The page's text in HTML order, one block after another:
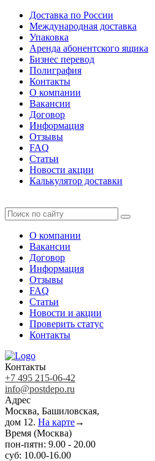
Доставка по России
Международная доставка
Упаковка
Аренда абонентского ящика
Бизнес перевод
Полиграфия
Контакты
О компании
Вакансии
Договор
Информация
Отзывы
FAQ
Статьи
Новости акции
Калькулятор доставки
О компании
Вакансии
Договор
Информация
Отзывы
FAQ
Статьи
Новости и акции
Проверить статус
Контакты
Контакты
+7 495 215-06-42
info@postdepo.ru
Адрес
Москва, Башиловская,
дом 12. На карте→
Время (Москва)
пон-пятн: 9.00 - 20.00
суб: 10.00-16.00